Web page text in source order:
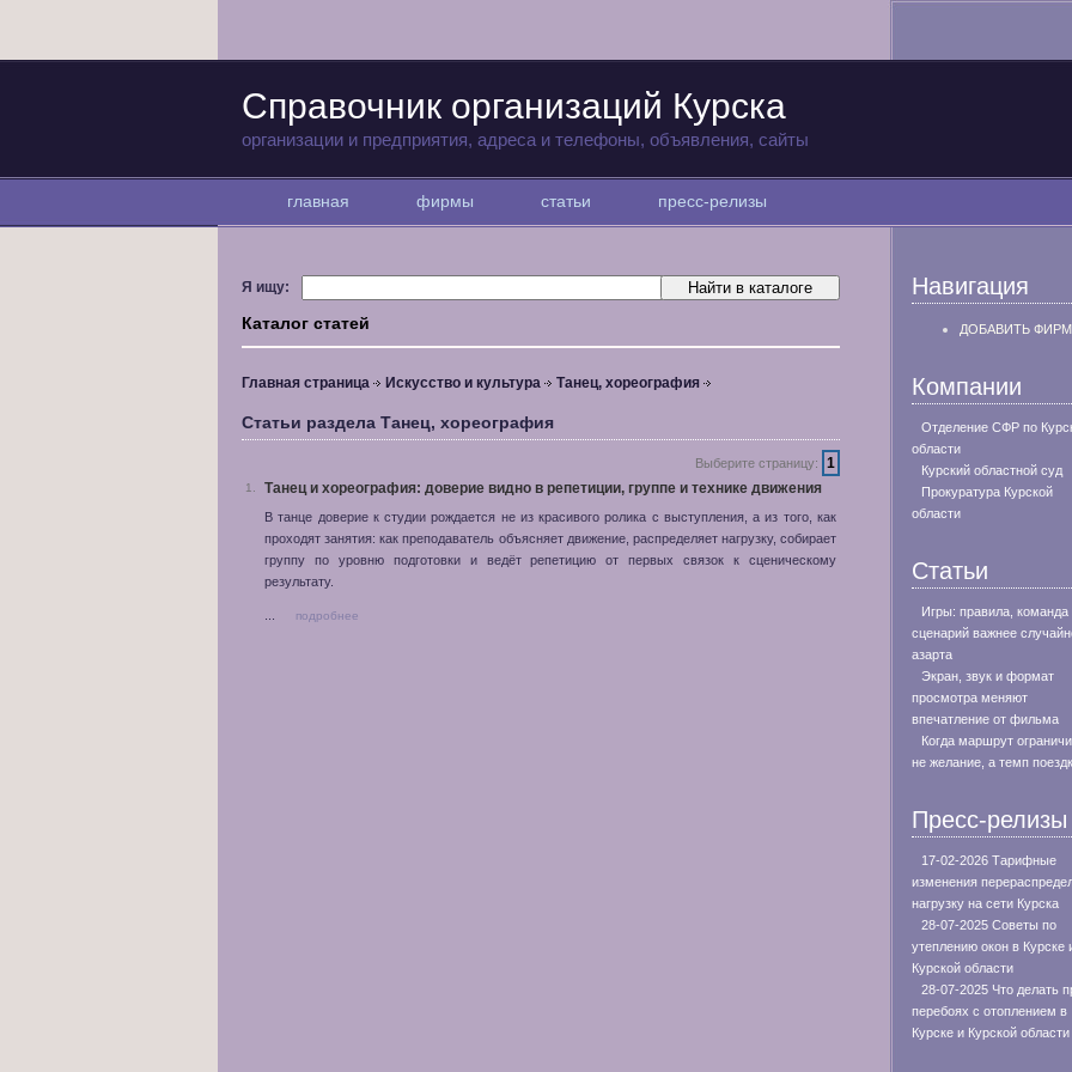
Справочник организаций Курска
организации и предприятия, адреса и телефоны, объявления, сайты
главная фирмы статьи пресс-релизы
Я ищу:
Каталог статей
Главная страница Искусство и культура Танец, хореография
Статьи раздела Танец, хореография
Выберите страницу: 1
1. Танец и хореография: доверие видно в репетиции, группе и технике движения
В танце доверие к студии рождается не из красивого ролика с выступления, а из того, как
проходят занятия: как преподаватель объясняет движение, распределяет нагрузку, собирает
группу по уровню подготовки и ведёт репетицию от первых связок к сценическому
результату.
подробнее
Навигация
ДОБАВИТЬ
Компании
Отделение СФР по
области
Курский областной суд
Прокуратура Курской
области
Статьи
Игры: правила, команда
сценарий важнее
азарта
Экран, звук и формат
просмотра меняют
впечатление от фильма
Когда маршрут
не желание, а темп
Пресс-релизы
17-02-2026 Тарифные
изменения
нагрузку на сети Курска
28-07-2025 Советы по
утеплению окон в Курске
Курской области
28-07-2025 Что делать
перебоях с отоплением в
Курске и Курской области